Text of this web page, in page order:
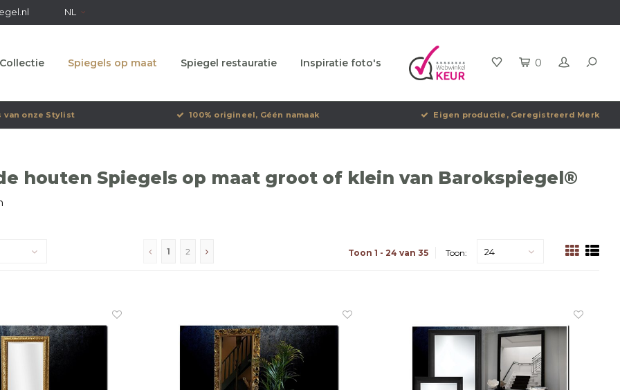
NL
Spiegels op maat Spiegel restauratie Inspiratie foto's 0
van onze Stylist 100% origineel, Géén namaak Eigen productie, Geregistreerd Merk
houten Spiegels op maat groot of klein van Barokspiegel®
1 2 Toon 1 - 24 van 35 Toon: 24